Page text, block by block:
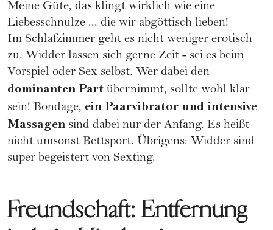
Meine Güte, das klingt wirklich wie eine
Liebesschnulze ... die wir abgöttisch lieben!
Im Schlafzimmer geht es nicht weniger erotisch
zu. Widder lassen sich gerne Zeit - sei es beim
Vorspiel oder Sex selbst. Wer dabei den
dominanten Part übernimmt, sollte wohl klar
sein! Bondage, ein Paarvibrator und intensive
Massagen sind dabei nur der Anfang. Es heißt
nicht umsonst Bettsport. Übrigens: Widder sind
super begeistert von Sexting.
Freundschaft: Entfernung